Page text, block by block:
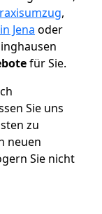
,
Jena oder
für Sie.
Sie uns
zu
neuen
Sie nicht